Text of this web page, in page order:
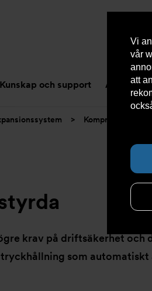
Vi
vår
att
Kunskap och support Aktuellt
> Kompressorstyrda
krav på driftsäkerhet och
som